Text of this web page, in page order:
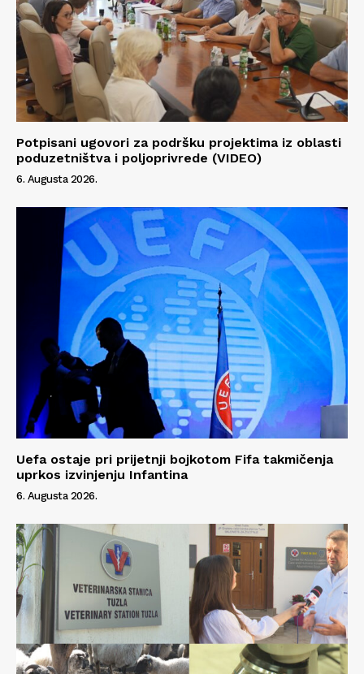
Potpisani ugovori za podršku projektima iz oblasti
poduzetništva i poljoprivrede (VIDEO)
6. Augusta 2026.
Uefa ostaje pri prijetnji bojkotom Fifa takmičenja
uprkos izvinjenju Infantina
6. Augusta 2026.